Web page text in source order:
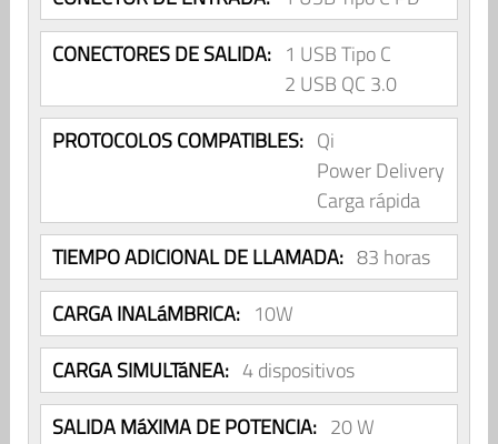
CONECTORES DE SALIDA: 1 USB Tipo C
2 USB QC 3.0
PROTOCOLOS COMPATIBLES: Qi
Power Delivery
Carga rápida
TIEMPO ADICIONAL DE LLAMADA: 83 horas
CARGA INALáMBRICA: 10W
CARGA SIMULTáNEA: 4 dispositivos
SALIDA MáXIMA DE POTENCIA: 20 W